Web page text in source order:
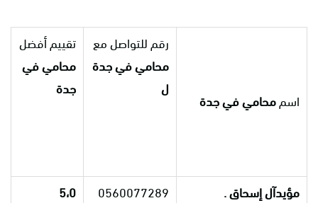
اسممحامي في جدة
رقم للتواصل مع
محامي في جدة
ل
تقييم أفضل
محامي في
جدة
مؤيدآل إسحاق . 0560077289
5،0